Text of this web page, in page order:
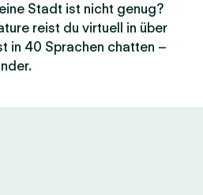
Stadt ist nicht genug?
reist du virtuell in über
in 40 Sprachen chatten –